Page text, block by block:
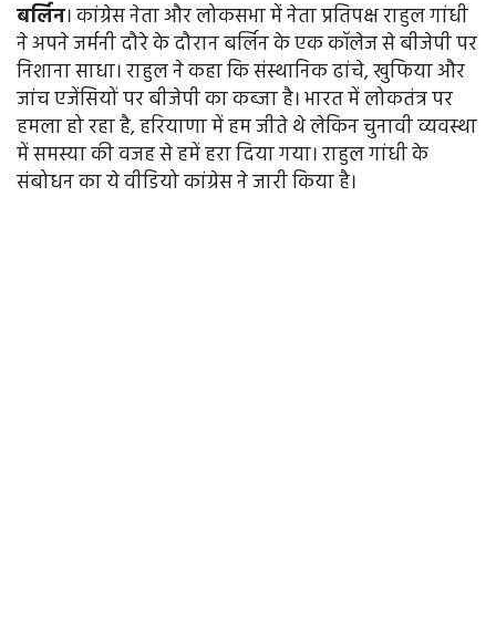
बर्लिन। कांग्रेस नेता और लोकसभा में नेता प्रतिपक्ष राहुल गांधी
ने अपने जर्मनी दौरे के दौरान बर्लिन के एक कॉलेज से बीजेपी पर
निशाना साधा। राहुल ने कहा कि संस्थानिक ढांचे, खुफिया और
जांच एजेंसियों पर बीजेपी का कब्जा है। भारत में लोकतंत्र पर
हमला हो रहा है, हरियाणा में हम जीते थे लेकिन चुनावी व्यवस्था
में समस्या की वजह से हमें हरा दिया गया। राहुल गांधी के
संबोधन का ये वीडियो कांग्रेस ने जारी किया है।